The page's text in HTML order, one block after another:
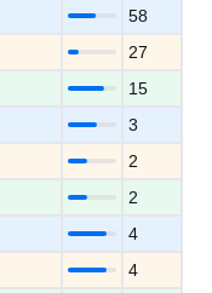
58
27
15
3
2
2
4
4